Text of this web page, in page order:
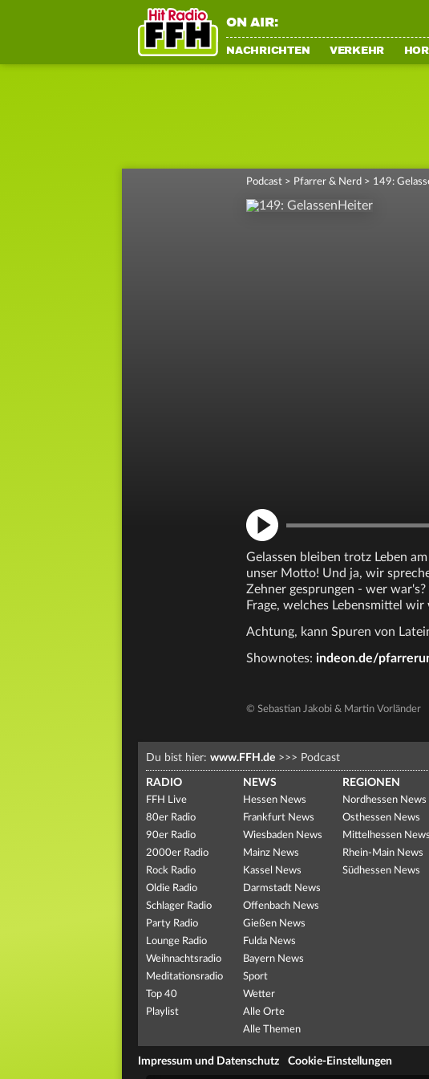
ON AIR:
NACHRICHTEN VERKEHR
Podcast > Pfarrer & Nerd > 149:
Gelassen bleiben trotz Leben
unser Motto! Und ja, wir
Zehner gesprungen - wer
Frage, welches Lebensmittel
Achtung, kann Spuren von
Shownotes: indeon.de/
© Sebastian Jakobi & Martin Vorländer
Du bist hier: www.FFH.de >>> Podcast
RADIO
FFH Live
80er Radio
90er Radio
2000er Radio
Rock Radio
Oldie Radio
Schlager Radio
Party Radio
Lounge Radio
Weihnachtsradio
Meditationsradio
Top 40
Playlist
NEWS
Hessen News
Frankfurt News
Wiesbaden News
Mainz News
Kassel News
Darmstadt News
Offenbach News
Gießen News
Fulda News
Bayern News
Sport
Wetter
Alle Orte
Alle Themen
REGIONEN
Nordhessen News
Osthessen News
Mittelhessen News
Rhein-Main News
Südhessen News
Impressum und Datenschutz Cookie-Einstellungen